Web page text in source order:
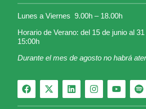
Lunes a Viernes 9.00h – 18.00h
Horario de Verano: del 15 de junio al
15:00h
Durante el mes de agosto no habrá